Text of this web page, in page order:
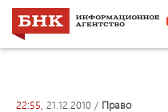
22:55, 21.12.2010 / право